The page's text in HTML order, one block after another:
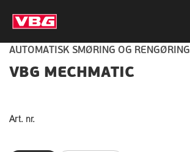
AUTOMATISK SMØRING OG RENGØRING
VBG MECHMATIC
Art. nr.